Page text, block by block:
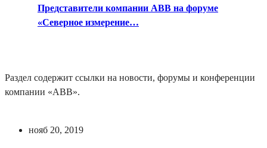
Представители компании ABB на форуме
«Северное измерение…
Раздел содержит ссылки на новости, форумы и конференции
компании «ABB».
нояб 20, 2019